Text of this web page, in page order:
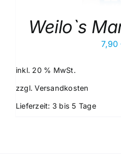
Weilo`s
7,90
inkl. 20 % MwSt.
zzgl.Versandkosten
Lieferzeit: 3 bis 5 Tage